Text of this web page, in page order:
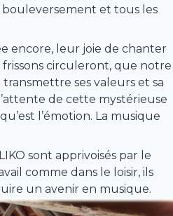
et tous les
encore, leur joie de chanter
frissons circuleront, que notre
ses valeurs et sa
de cette mystérieuse
l’émotion. La musique
sont apprivoisés par le
comme dans le loisir, ils
un avenir en musique.